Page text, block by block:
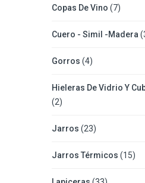
Copas De Vino (7)
Cuero - Simil -Madera
Gorros (4)
Hieleras De Vidrio Y
(2)
Jarros (23)
Jarros Térmicos (15)